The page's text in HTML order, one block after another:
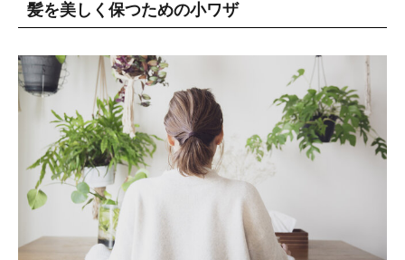
髪を美しく保つための小ワザ